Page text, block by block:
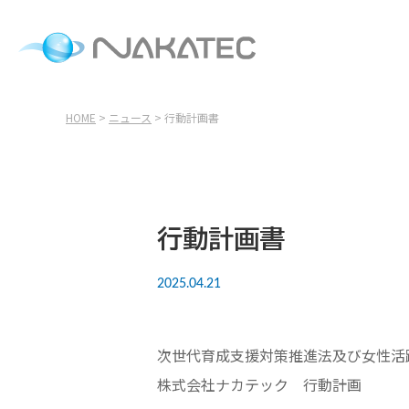
HOME > ニュース > 行動計画書
行動計画書
2025.04.21
次世代育成支援対策推進法及び女性活
株式会社ナカテック 行動計画